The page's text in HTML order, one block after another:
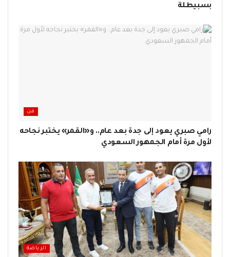
بسبيطلة
فن
رامي صبري يعود إلى جدة بعد عام.. و«القمر» يختبر نجاحه
لأول مرة أمام الجمهور السعودي
الرياضة